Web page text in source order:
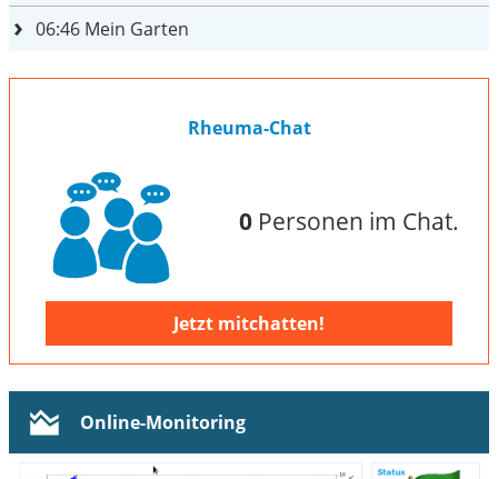
06:46 Mein Garten
Rheuma-Chat
0Personen im Chat.
Jetzt mitchatten!
Online-Monitoring